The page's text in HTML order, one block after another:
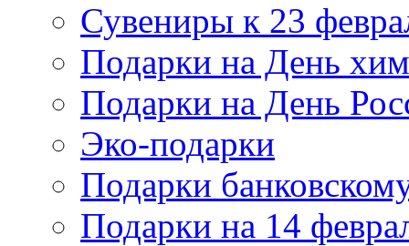
Сувениры к 23
Подарки на День
Подарки на День
Эко-подарки
Подарки
Подарки на 14